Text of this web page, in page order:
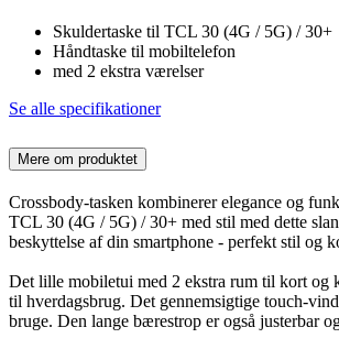
Skuldertaske til TCL 30 (4G / 5G) / 30+
Håndtaske til mobiltelefon
med 2 ekstra værelser
Se alle specifikationer
Mere om produktet
Crossbody-tasken kombinerer elegance og
TCL 30 (4G / 5G) / 30+ med stil med dette
beskyttelse af din smartphone - perfekt stil og
Det lille mobiletui med 2 ekstra rum til kort og
til hverdagsbrug. Det gennemsigtige touch-
bruge. Den lange bærestrop er også justerbar